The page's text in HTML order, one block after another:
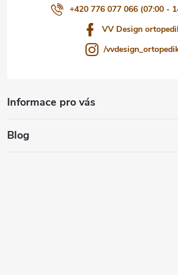
+420 776 077 066 (07:00 -
VV Design
/
Informace pro vás
Blog